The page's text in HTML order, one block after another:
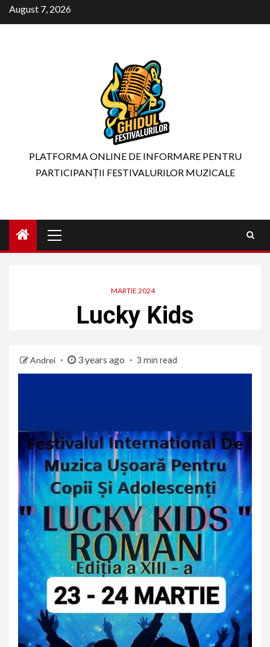
Skip
to
August 7, 2026
PLATFORMA ONLINE DE INFORMARE PENTRU
PARTICIPANȚII FESTIVALURILOR MUZICALE
Menu
MARTIE 2024
Lucky Kids
Andrei 3 years ago 3 min read